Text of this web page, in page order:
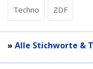
Techno ZDF
» Alle Stichworte &